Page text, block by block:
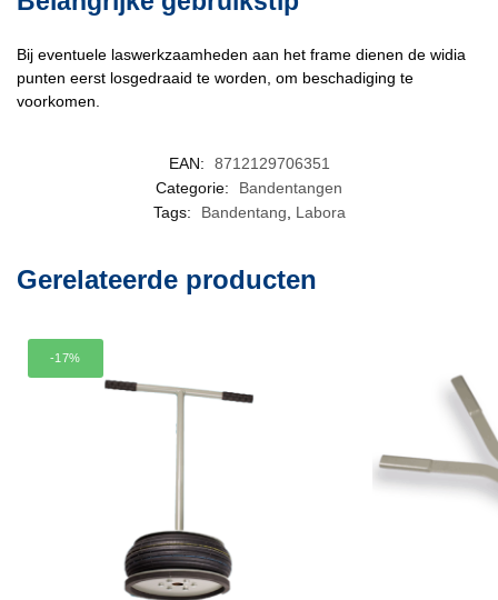
Bij eventuele laswerkzaamheden aan het frame dienen de widia
punten eerst losgedraaid te worden, om beschadiging te
voorkomen.
EAN:
8712129706351
Categorie:
Bandentangen
Tags:
Bandentang, Labora
Gerelateerde producten
-17%